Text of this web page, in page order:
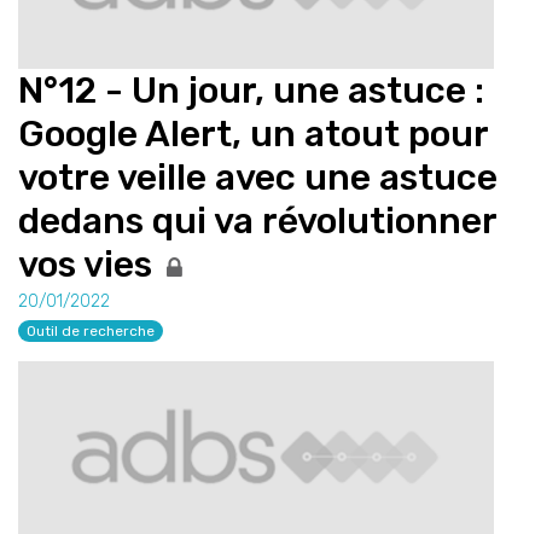
N°12 - Un jour, une astuce :
Google Alert, un atout pour
votre veille avec une astuce
dedans qui va révolutionner
vos vies
20/01/2022
Outil de recherche